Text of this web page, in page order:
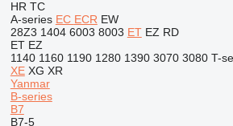
HR TC
A-series EC ECR EW
28Z3 1404 6003 8003 ET EZ RD
ET EZ
1140 1160 1190 1280 1390 3070 3080 T-
XE XG XR
Yanmar
B-series
B7
B7-5